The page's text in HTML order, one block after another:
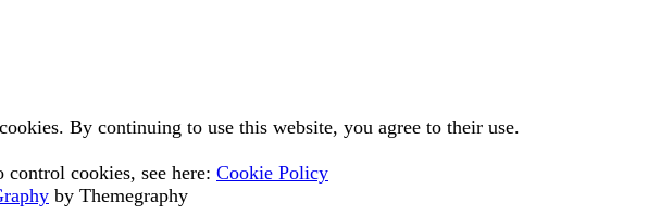
By continuing to use this website, you agree to their use.
cookies, see here: Cookie Policy
by Themegraphy